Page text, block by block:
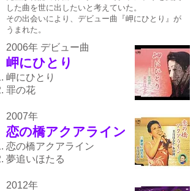
した曲を世に出したいと考えていた。
その出会いにより、デビュー曲『岬にひとり』が
うまれた。
2006年 デビュー曲
岬にひとり
岬にひとり
罪の花
2007年
恋の橋アクアライン
恋の橋アクアライン
夢追いほたる
2012年